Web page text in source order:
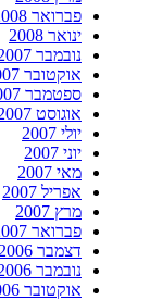
פברואר 2008
ינואר 2008
נובמבר 2007
אוקטובר 2007
ספטמבר 2007
אוגוסט 2007
יולי 2007
יוני 2007
מאי 2007
אפריל 2007
מרץ 2007
פברואר 2007
דצמבר 2006
נובמבר 2006
אוקטובר 2006